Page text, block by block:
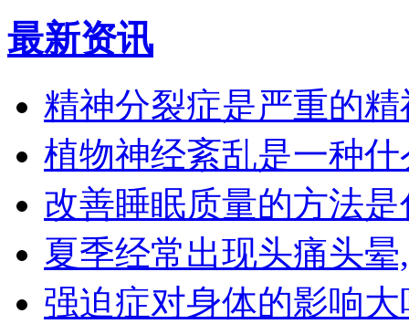
最新资讯
精神分裂症是严重的
植物神经紊乱是一种
改善睡眠质量的方法
夏季经常出现头痛头
强迫症对身体的影响